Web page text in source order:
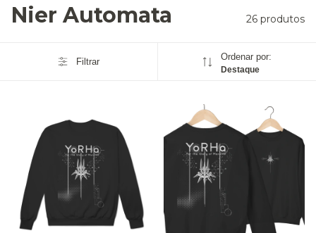
Nier Automata 26 produtos
Filtrar Ordenar por:
Destaque